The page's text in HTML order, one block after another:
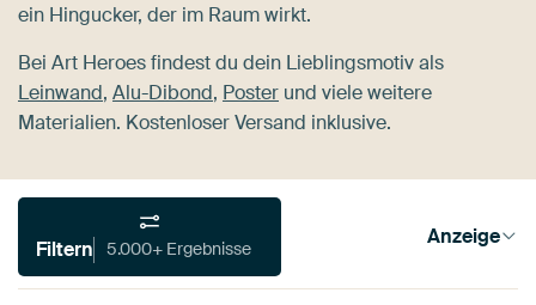
ein Hingucker, der im Raum wirkt.
Bei Art Heroes findest du dein Lieblingsmotiv als
Leinwand, Alu-Dibond, Poster und viele weitere
Materialien. Kostenloser Versand inklusive.
Filtern 5.000+ Ergebnisse Anzeige